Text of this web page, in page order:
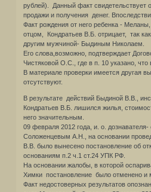
рублей). Данный факт свидетельствует
продажи и получения денег.
Факт рождения от него ребенка -
отцом, Кондратьев В.Б. отрицает, так
другим мужчиной- Быдиным Николаем.
Его слова,возможно, подтверждает
Чистяковой О.С., где в п. 10 указано,
В материале проверки имеется другая
отсутствуют.
В результате действий Быдиной В.В.,
Кондратьев В.Б. лишился жилья,
него значительным.
09 февраля 2012 года, и. о.
Соложенцевым А.Н., на основании
В.В. было вынесено постановление об
основаниям п.2 ч.1 ст.24 УПК РФ.
На основании жалобы, в которой
Химки постановление было отменено и
Факт недостоверных результатов